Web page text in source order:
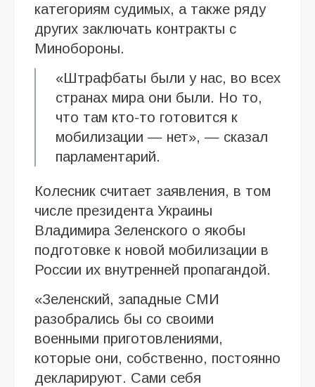
категориям судимых, а также ряду
других заключать контракты с
Минобороны.
«Штрафбаты были у нас, во всех
странах мира они были. Но то,
что там кто-то готовится к
мобилизации — нет», — сказал
парламентарий.
Колесник считает заявления, в том
числе президента Украины
Владимира Зеленского о якобы
подготовке к новой мобилизации в
России их внутренней пропагандой.
«Зеленский, западные СМИ
разобрались бы со своими
военными приготовлениями,
которые они, собственно, постоянно
декларируют. Сами себя